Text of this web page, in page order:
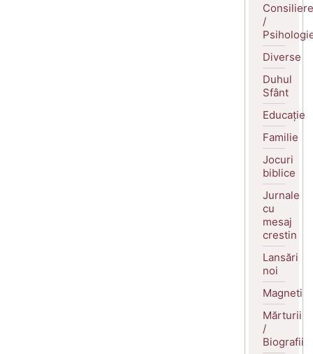
Consiliere
/
Diverse
Duhul
Sfânt
Educație
Familie
Jocuri
biblice
Jurnale
cu
mesaj
crestin
Lansări
noi
Magneti
Mărturii
/
Biografii